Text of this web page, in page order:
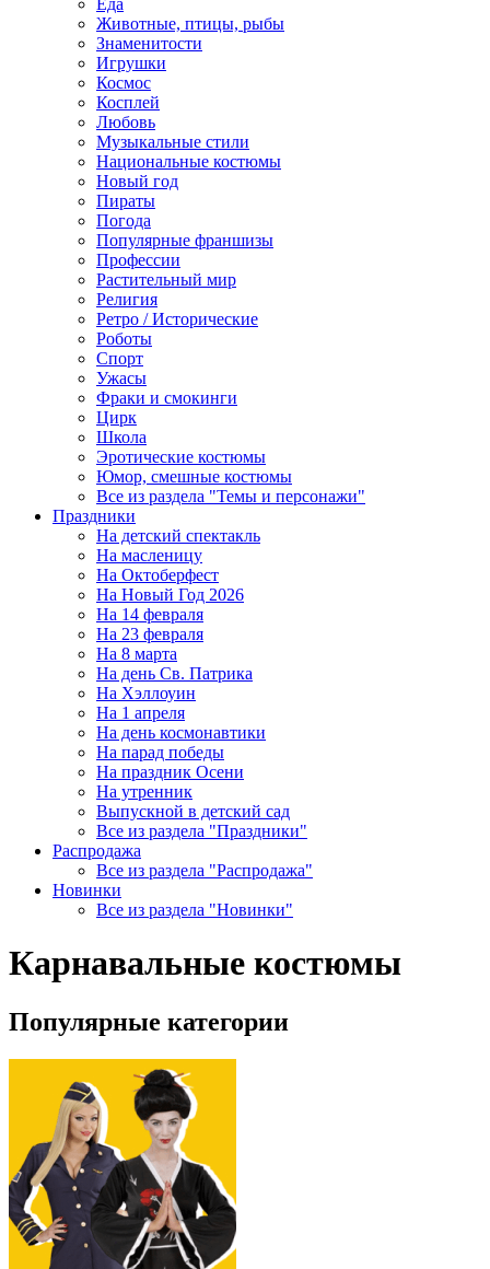
Еда
Животные, птицы, рыбы
Знаменитости
Игрушки
Космос
Косплей
Любовь
Музыкальные стили
Национальные костюмы
Новый год
Пираты
Погода
Популярные франшизы
Профессии
Растительный мир
Религия
Ретро / Исторические
Роботы
Спорт
Ужасы
Фраки и смокинги
Цирк
Школа
Эротические костюмы
Юмор, смешные костюмы
Все из раздела "Темы и персонажи"
Праздники
На детский спектакль
На масленицу
На Октоберфест
На Новый Год 2026
На 14 февраля
На 23 февраля
На 8 марта
На день Св. Патрика
На Хэллоуин
На 1 апреля
На день космонавтики
На парад победы
На праздник Осени
На утренник
Выпускной в детский сад
Все из раздела "Праздники"
Распродажа
Все из раздела "Распродажа"
Новинки
Все из раздела "Новинки"
Карнавальные костюмы
Популярные категории